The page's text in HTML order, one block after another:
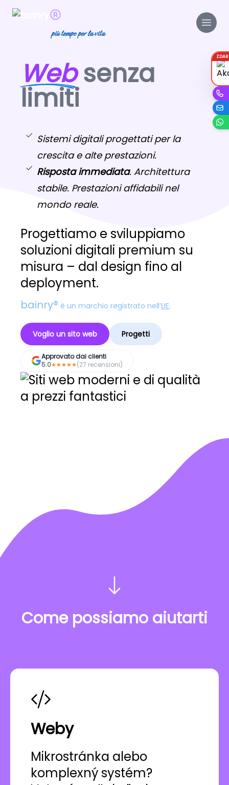
più tempo per la vita
Websenza
limiti
Sistemi digitali progettati per la
crescita e alte prestazioni.
Risposta immediata. Architettura
stabile. Prestazioni affidabili nel
mondo reale.
Progettiamo e sviluppiamo
soluzioni digitali premium su
misura – dal design fino al
deployment.
bainry® è un marchio registrato nell’UE.
Voglio un sito web Progetti
Approvato dai clienti
5.0
(27 recensioni)
Come possiamo aiutarti
Weby
Mikrostránka alebo
komplexný systém?